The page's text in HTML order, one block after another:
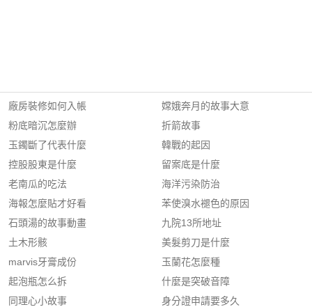
廠房裝修如何入帳
粉底暗沉怎麼辦
玉鐲斷了代表什麼
控股股東是什麼
老南瓜的吃法
海報怎麼貼才好看
石頭湯的故事動畫
土木形骸
marvis牙膏成份
起泡瓶怎么拆
同理心小故事
嫦娥奔月的故事大意
折箭故事
韓戰的起因
留案底是什麼
海洋污染防治
苯使溴水褪色的原因
九院13所地址
美髮剪刀是什麼
玉蘭花怎麼種
什麼是突破音障
身分證申請要多久